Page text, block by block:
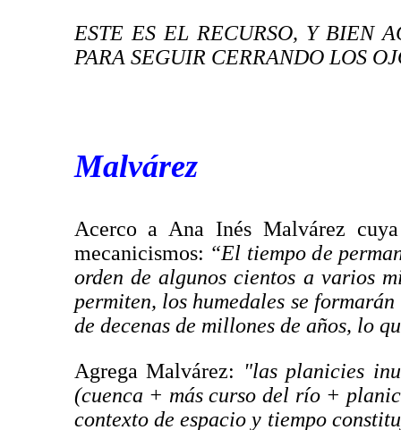
ESTE ES EL RECURSO, Y BIEN
PARA SEGUIR CERRANDO LOS
Malvárez
Acerco a Ana Inés Malvárez
mecanicismos: “El tiempo de
orden de algunos cientos a varios
permiten, los humedales se
de decenas de millones de años, lo
Agrega Malvárez: "las planicies
(cuenca + más curso del río +
contexto de espacio y tiempo